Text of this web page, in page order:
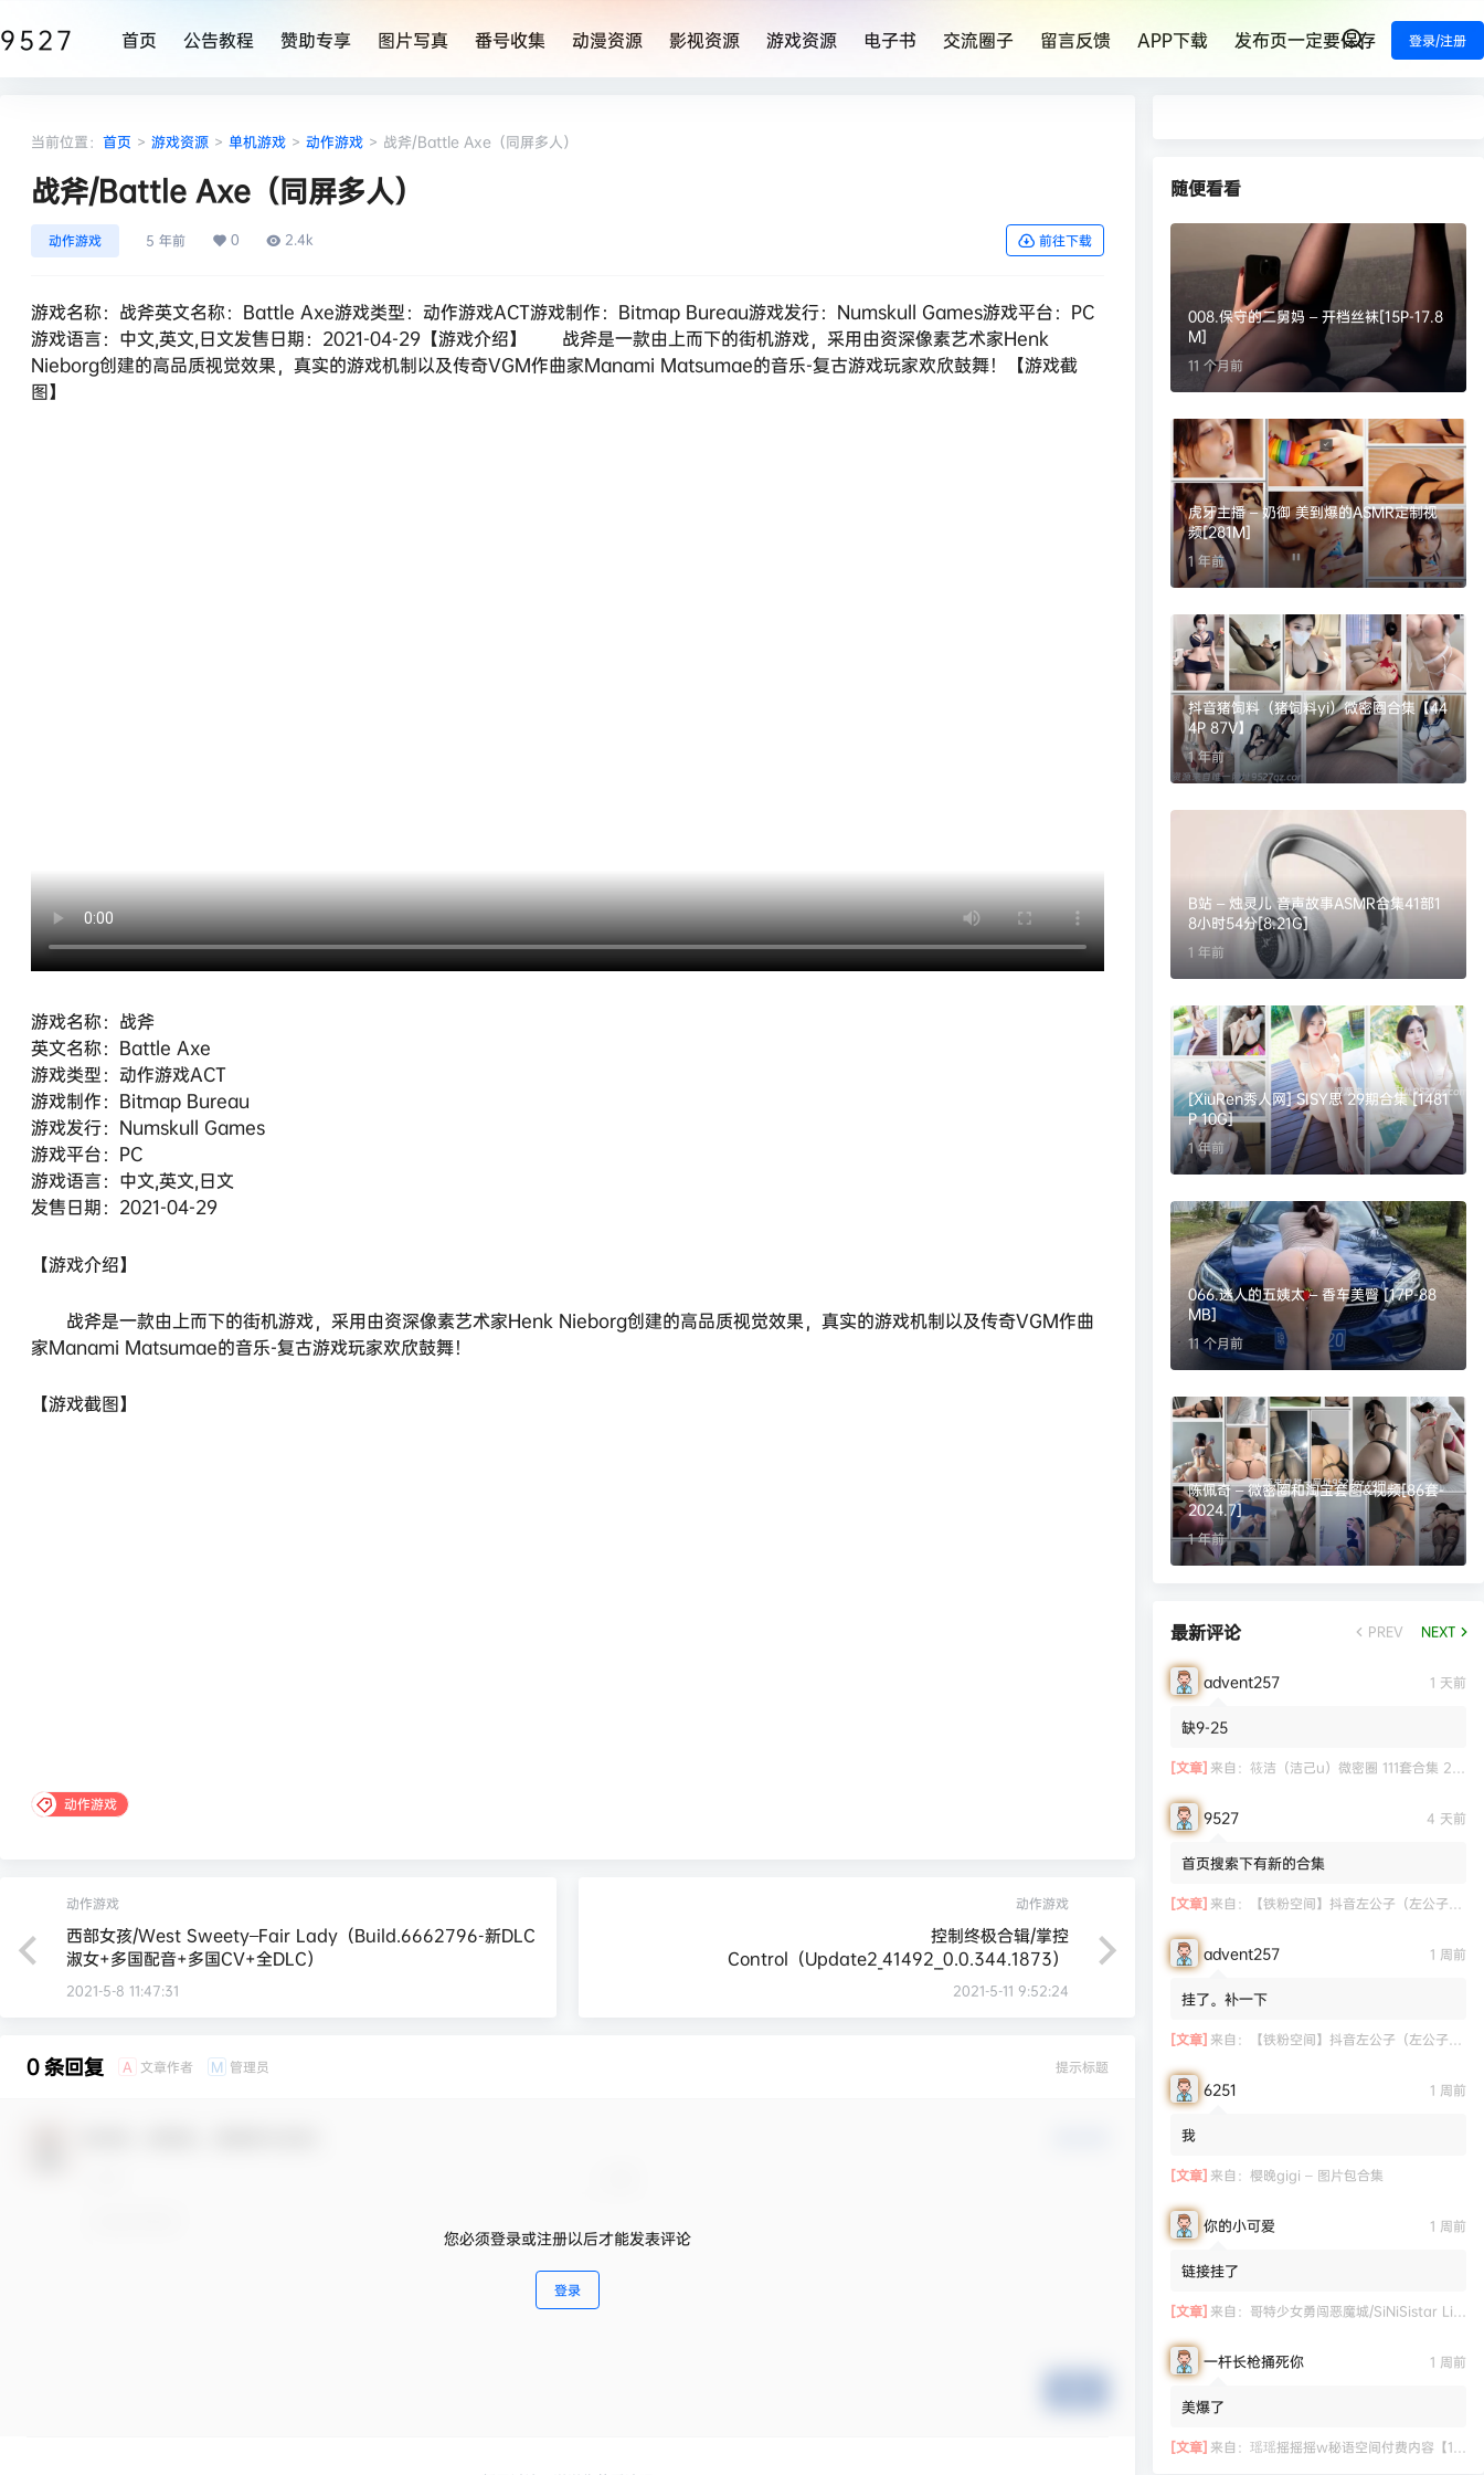
9527 登录/注册
首页 公告教程 赞助专享 图片写真 番号收集 动漫资源 影视资源 游戏资源 电子书 交流圈子 留言反馈 APP下载 发布页一定要保存
当前位置： 首页 > 游戏资源 > 单机游戏 > 动作游戏 > 战斧/Battle Axe（同屏多人）
战斧/Battle Axe（同屏多人）
动作游戏 5 年前 0 2.4k 前往下载
游戏名称：战斧英文名称：Battle Axe游戏类型：动作游戏ACT游戏制作：Bitmap Bureau游戏发行：Numskull Games游戏平台：PC
游戏语言：中文,英文,日文发售日期：2021-04-29【游戏介绍】 战斧是一款由上而下的街机游戏，采用由资深像素艺术家Henk
Nieborg创建的高品质视觉效果，真实的游戏机制以及传奇VGM作曲家Manami Matsumae的音乐-复古游戏玩家欢欣鼓舞！【游戏截
图】
游戏名称：战斧
英文名称：Battle Axe
游戏类型：动作游戏ACT
游戏制作：Bitmap Bureau
游戏发行：Numskull Games
游戏平台：PC
游戏语言：中文,英文,日文
发售日期：2021-04-29
【游戏介绍】
战斧是一款由上而下的街机游戏，采用由资深像素艺术家Henk Nieborg创建的高品质视觉效果，真实的游戏机制以及传奇VGM作曲
家Manami Matsumae的音乐-复古游戏玩家欢欣鼓舞！
【游戏截图】
动作游戏
动作游戏
西部女孩/West Sweety–Fair Lady（Build.6662796-新DLC
淑女+多国配音+多国CV+全DLC）
2021-5-8 11:47:31
动作游戏
控制终极合辑/掌控
Control（Update2_41492__0.0.344.1873）
2021-5-11 9:52:24
0 条回复 A 文章作者 M 管理员 提示标题
您必须登录或注册以后才能发表评论
登录
随便看看
008.保守的二舅妈 – 开档丝袜[15P-17.8
M]
11 个月前
虎牙主播 – 奶御 美到爆的ASMR定制视
频[281M]
1 年前
抖音猪饲料（猪饲料yi）微密圈合集【44
4P 87V】
1 年前
B站 – 烛灵儿 音声故事ASMR合集41部1
8小时54分[8.21G]
1 年前
[XiuRen秀人网] SISY思 29期合集 [1481
P 10G]
1 年前
066.迷人的五姨太 – 香车美臀 [17P-88
MB]
11 个月前
陈佩奇 – 微密圈和淘宝套图&视频[86套-
2024.7]
1 年前
最新评论 PREV NEXT
advent257 1 天前
缺9-25
[文章] 来自： 筱洁（洁己u）微密圈 111套合集 20.3G
9527 4 天前
首页搜索下有新的合集
[文章] 来自： 【铁粉空间】抖音左公子（左公子666）合集【2063P 181V】
advent257 1 周前
挂了。补一下
[文章] 来自： 【铁粉空间】抖音左公子（左公子666）合集【2063P 181V】
6251 1 周前
我
[文章] 来自： 樱晚gigi – 图片包合集
你的小可爱 1 周前
链接挂了
[文章] 来自： 哥特少女勇闯恶魔城/SiNiSistar Lite Version（Build.7793201+DLC+通关档）
一杆长枪捅死你 1 周前
美爆了
[文章] 来自： 瑶瑶摇摇摇w秘语空间付费内容【11.06】